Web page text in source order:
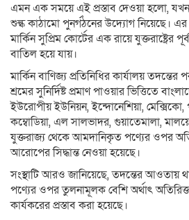
এমন এক সময়ে এই প্রস্তাব দেওয়া হলো, যখন
শুল্ক কাঠামো পুনর্গঠনের উদ্যোগ নিয়েছে।
মার্কিন সুপ্রিম কোর্টের এক রায়ে যুক্তরাষ্ট্রের
বাতিল হয়ে যায়।
মার্কিন বাণিজ্য প্রতিনিধির কার্যালয়
শ্রমের সুনির্দিষ্ট প্রমাণ পাওয়ার ভিত্তিতে
ইউরোপীয় ইউনিয়ন, ইন্দোনেশিয়া, মেক্সিকো,
কম্বোডিয়া, এল সালভাদর, গুয়াতেমালা,
যুক্তরাজ্য থেকে আমদানিকৃত পণ্যের ওপর
আরোপের সিদ্ধান্ত নেওয়া হয়েছে।
সংস্থাটি আরও জানিয়েছে, তদন্তের আওতায়
পণ্যের ওপর তুলনামূলক বেশি অর্থাৎ
কার্যকরের প্রস্তাব করা হয়েছে।